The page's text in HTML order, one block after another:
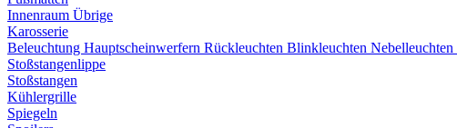
Innenraum Übrige
Karosserie
Beleuchtung Hauptscheinwerfern Rückleuchten Blinkleuchten Nebelleuchten
Stoßstangenlippe
Stoßstangen
Kühlergrille
Spiegeln